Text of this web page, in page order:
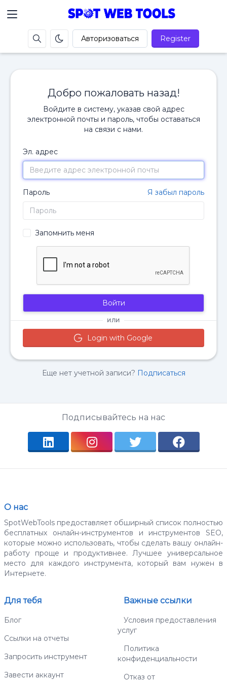
Авторизоваться Register
Добро пожаловать назад!
Войдите в систему, указав свой адрес
электронной почты и пароль, чтобы оставаться
на связи с нами.
Эл. адрес
Пароль Я забыл пароль
Запомнить меня
Войти
ИЛИ
Login with Google
Еще нет учетной записи? Подписаться
Подписывайтесь на нас
О нас
SpotWebTools предоставляет обширный список полностью
бесплатных онлайн-инструментов и инструментов SEO,
которые можно использовать, чтобы сделать вашу онлайн-
работу проще и продуктивнее. Лучшее универсальное
место для каждого инструмента, который вам нужен в
Интернете.
Для тебя
Блог
Ссылки на отчеты
Запросить инструмент
Завести аккаунт
Важные ссылки
Условия предоставления
услуг
Политика
конфиденциальности
Отказ от